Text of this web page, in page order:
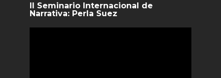
II Seminario Internacional de
Narrativa: Perla Suez